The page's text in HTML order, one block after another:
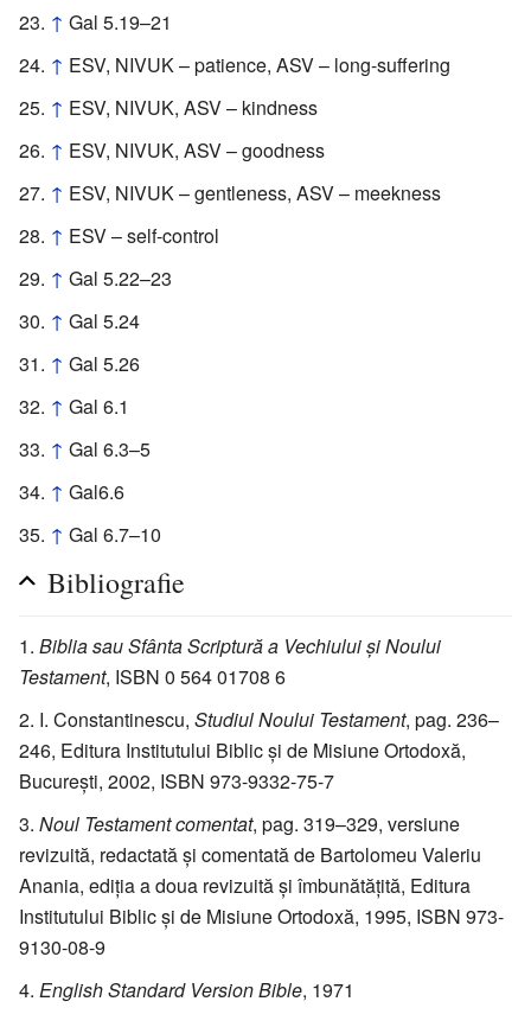
↑ Gal 5.19–21
↑ ESV, NIVUK – patience, ASV – long-suffering
↑ ESV, NIVUK, ASV – kindness
↑ ESV, NIVUK, ASV – goodness
↑ ESV, NIVUK – gentleness, ASV – meekness
↑ ESV – self-control
↑ Gal 5.22–23
↑ Gal 5.24
↑ Gal 5.26
↑ Gal 6.1
↑ Gal 6.3–5
↑ Gal6.6
↑ Gal 6.7–10
Bibliografie
Biblia sau Sfânta Scriptură a Vechiului și Noului
Testament, ISBN 0 564 01708 6
I. Constantinescu, Studiul Noului Testament, pag. 236–
246, Editura Institutului Biblic și de Misiune Ortodoxă,
București, 2002, ISBN 973-9332-75-7
Noul Testament comentat, pag. 319–329, versiune
revizuită, redactată și comentată de Bartolomeu Valeriu
Anania, ediția a doua revizuită și îmbunătățită, Editura
Institutului Biblic și de Misiune Ortodoxă, 1995, ISBN 973-
9130-08-9
English Standard Version Bible, 1971